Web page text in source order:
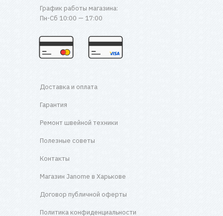
График работы магазина:
Пн-Сб 10:00 — 17:00
Доставка и оплата
Гарантия
Ремонт швейной техники
Полезные советы
Контакты
Магазин Janome в Харькове
Договор публичной оферты
Политика конфиденциальности